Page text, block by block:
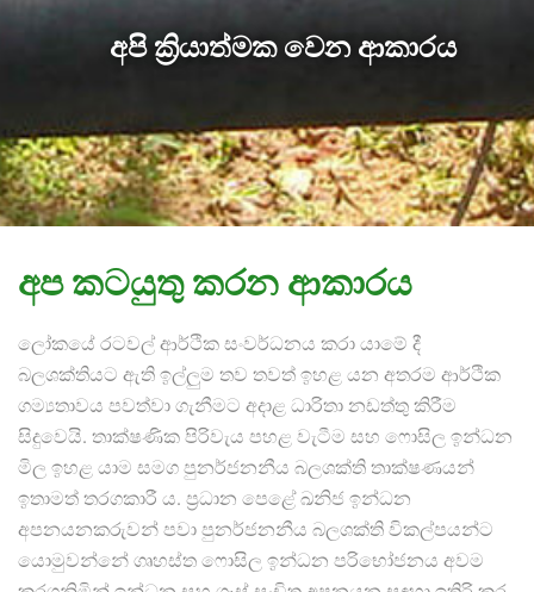
අපි ක්‍රියාත්මක වෙන ආකාරය
අප කටයුතු කරන ආකාරය
ලෝකයේ රටවල් ආර්ථික සංවර්ධනය කරා යාමේ දී
බලශක්තියට ඇති ඉල්ලුම තව තවත් ඉහළ යන අතරම ආර්ථික
ගම්‍යතාවය පවත්වා ගැනීමට අදාළ ධාරිතා නඩත්තු කිරීම
සිදුවෙයි. තාක්ෂණික පිරිවැය පහළ වැටීම සහ ෆොසිල ඉන්ධන
මිල ඉහළ යාම සමග පුනර්ජනනීය බලශක්ති තාක්ෂණයන්
ඉතාමත් තරගකාරී ය. ප්‍රධාන පෙළේ ඛනිජ ඉන්ධන
අපනයනකරුවන් පවා පුනර්ජනනීය බලශක්ති විකල්පයන්ට
යොමුවන්නේ ගෘහස්ත ෆොසිල ඉන්ධන පරිභෝජනය අවම